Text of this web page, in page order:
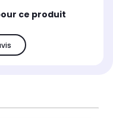
ce produit